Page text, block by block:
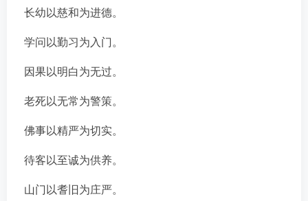
长幼以慈和为进德。
学问以勤习为入门。
因果以明白为无过。
老死以无常为警策。
佛事以精严为切实。
待客以至诚为供养。
山门以耆旧为庄严。